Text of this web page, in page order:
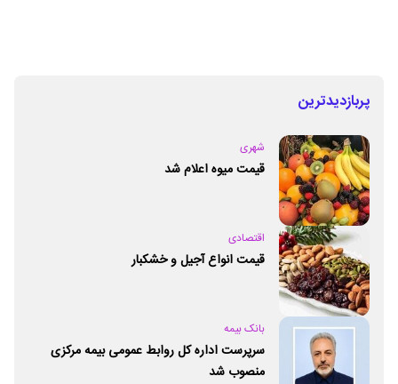
پربازدیدترین
شهری
قیمت میوه اعلام شد
اقتصادی
قیمت انواع آجیل و خشکبار
بانک بیمه
سرپرست اداره کل روابط عمومی بیمه مرکزی
منصوب شد